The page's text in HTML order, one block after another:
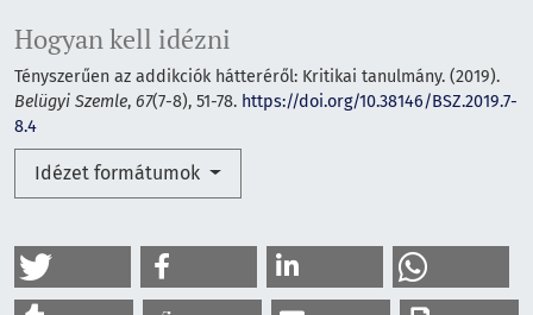
Hogyan kell idézni
Tényszerűen az addikciók hátteréről: Kritikai tanulmány. (2019).
Belügyi Szemle, 67(7-8), 51-78. https://doi.org/10.38146/BSZ.2019.7-
8.4
Idézet formátumok